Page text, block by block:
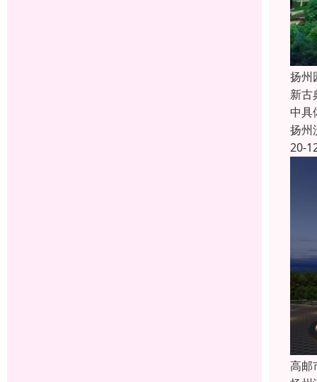
扬州
新古
中具
扬州
20-
高邮